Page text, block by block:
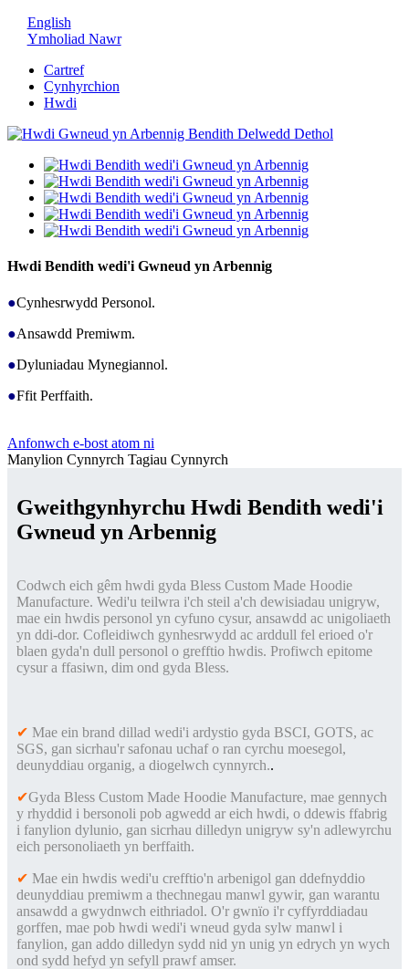
English
Ymholiad Nawr
Cartref
Cynhyrchion
Hwdi
Hwdi Bendith wedi'i Gwneud yn Arbennig
●Cynhesrwydd Personol.
●Ansawdd Premiwm.
●Dyluniadau Mynegiannol.
●Ffit Perffaith.
Anfonwch e-bost atom ni
Manylion Cynnyrch Tagiau Cynnyrch
Gweithgynhyrchu Hwdi Bendith wedi'i
Gwneud yn Arbennig
Codwch eich gêm hwdi gyda Bless Custom Made Hoodie
Manufacture. Wedi'u teilwra i'ch steil a'ch dewisiadau unigryw,
mae ein hwdis personol yn cyfuno cysur, ansawdd ac unigoliaeth
yn ddi-dor. Cofleidiwch gynhesrwydd ac arddull fel erioed o'r
blaen gyda'n dull personol o grefftio hwdis. Profiwch epitome
cysur a ffasiwn, dim ond gyda Bless.
✔ Mae ein brand dillad wedi'i ardystio gyda BSCI, GOTS, ac
SGS, gan sicrhau'r safonau uchaf o ran cyrchu moesegol,
deunyddiau organig, a diogelwch cynnyrch..
✔Gyda Bless Custom Made Hoodie Manufacture, mae gennych
y rhyddid i bersonoli pob agwedd ar eich hwdi, o ddewis ffabrig
i fanylion dylunio, gan sicrhau dilledyn unigryw sy'n adlewyrchu
eich personoliaeth yn berffaith.
✔ Mae ein hwdis wedi'u crefftio'n arbenigol gan ddefnyddio
deunyddiau premiwm a thechnegau manwl gywir, gan warantu
ansawdd a gwydnwch eithriadol. O'r gwnïo i'r cyffyrddiadau
gorffen, mae pob hwdi wedi'i wneud gyda sylw manwl i
fanylion, gan addo dilledyn sydd nid yn unig yn edrych yn wych
ond sydd hefyd yn sefyll prawf amser.